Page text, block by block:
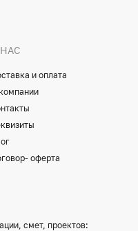
и оплата
оферта
смет, проектов: